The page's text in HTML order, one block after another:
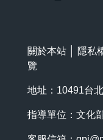
關於本站 隱私
覽
地址：10491台
指導單位：文化